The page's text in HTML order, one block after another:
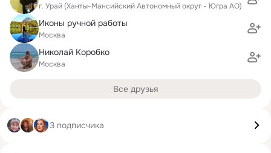
г. Урай (Ханты-Мансийский Автономный округ - Югра АО)
Иконы ручной работы
Москва
Николай Коробко
Москва
Все друзья
3 подписчика